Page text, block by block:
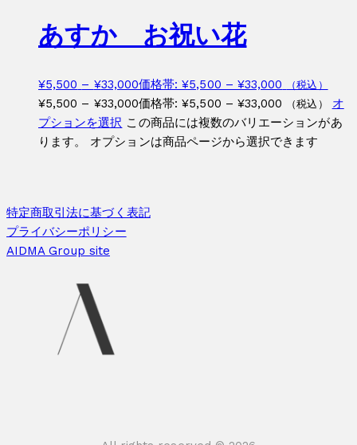
あすか お祝い花
¥5,500 – ¥33,000価格帯: ¥5,500 – ¥33,000 （税込）
¥5,500 – ¥33,000価格帯: ¥5,500 – ¥33,000 （税込）
オ
プションを選択 この商品には複数のバリエーションがあ
ります。 オプションは商品ページから選択できます
特定商取引法に基づく表記
プライバシーポリシー
AIDMA Group site